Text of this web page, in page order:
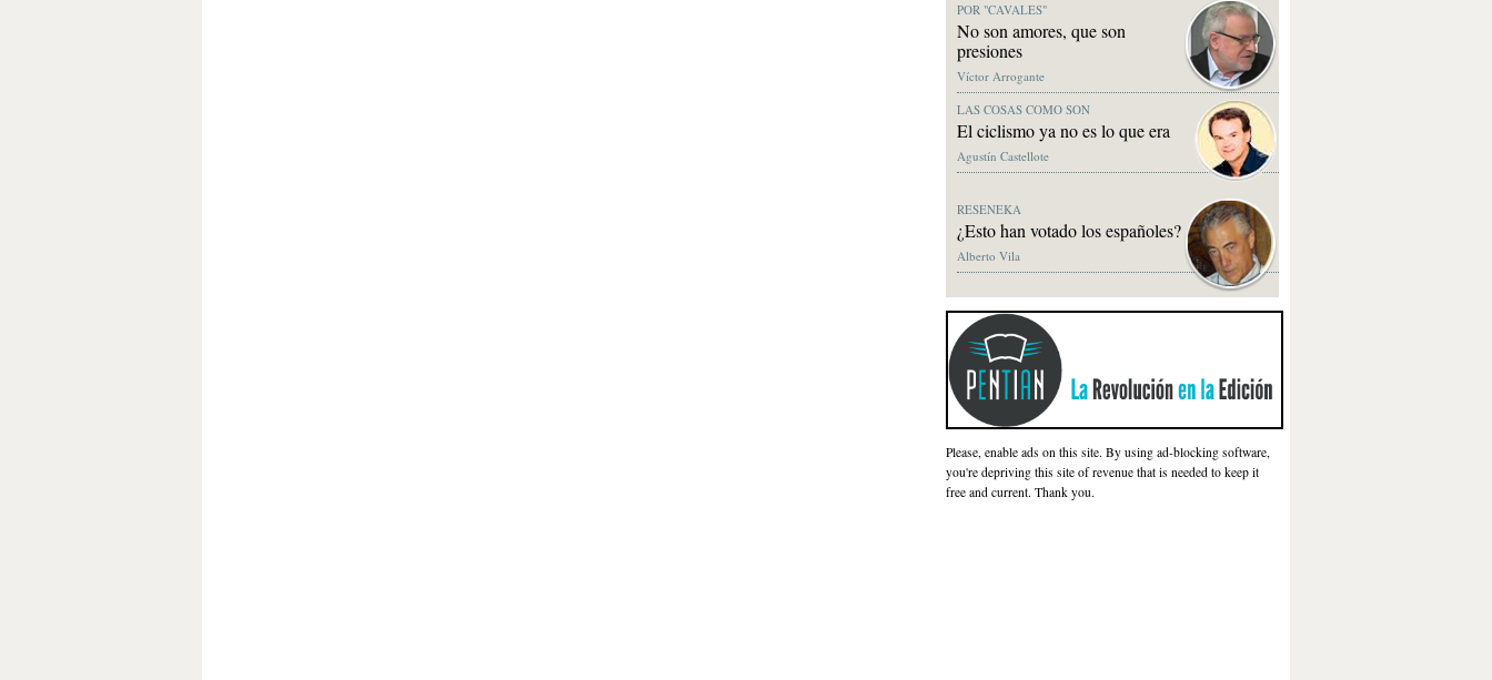
POR "CAVALES"
No son amores, que son
presiones
Víctor Arrogante
LAS COSAS COMO SON
El ciclismo ya no es lo que era
Agustín Castellote
RESENEKA
¿Esto han votado los españoles?
Alberto Vila
Please, enable ads on this site. By using ad-blocking software,
you're depriving this site of revenue that is needed to keep it
free and current. Thank you.